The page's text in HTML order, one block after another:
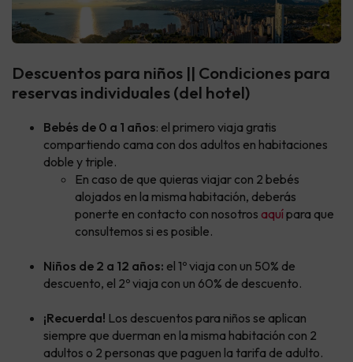
Descuentos para niños || Condiciones para
reservas individuales (del hotel)
Bebés de 0 a 1 años: el primero viaja gratis
compartiendo cama con dos adultos en habitaciones
doble y triple.
En caso de que quieras viajar con 2 bebés
alojados en la misma habitación, deberás
ponerte en contacto con nosotros aquípara que
consultemos si es posible.
Niños de 2 a 12 años: el 1º viaja con un 50% de
descuento, el 2º viaja con un 60% de descuento.
¡Recuerda! Los descuentos para niños se aplican
siempre que duerman en la misma habitación con 2
adultos o 2 personas que paguen la tarifa de adulto.